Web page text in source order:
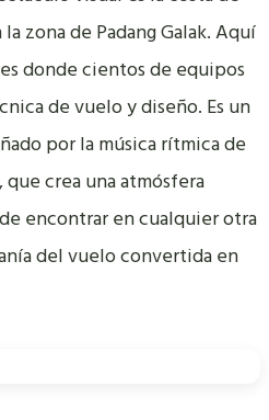
zona de Padang Galak. Aquí
donde cientos de equipos
de vuelo y diseño. Es un
por la música rítmica de
, que crea una atmósfera
encontrar en cualquier otra
del vuelo convertida en